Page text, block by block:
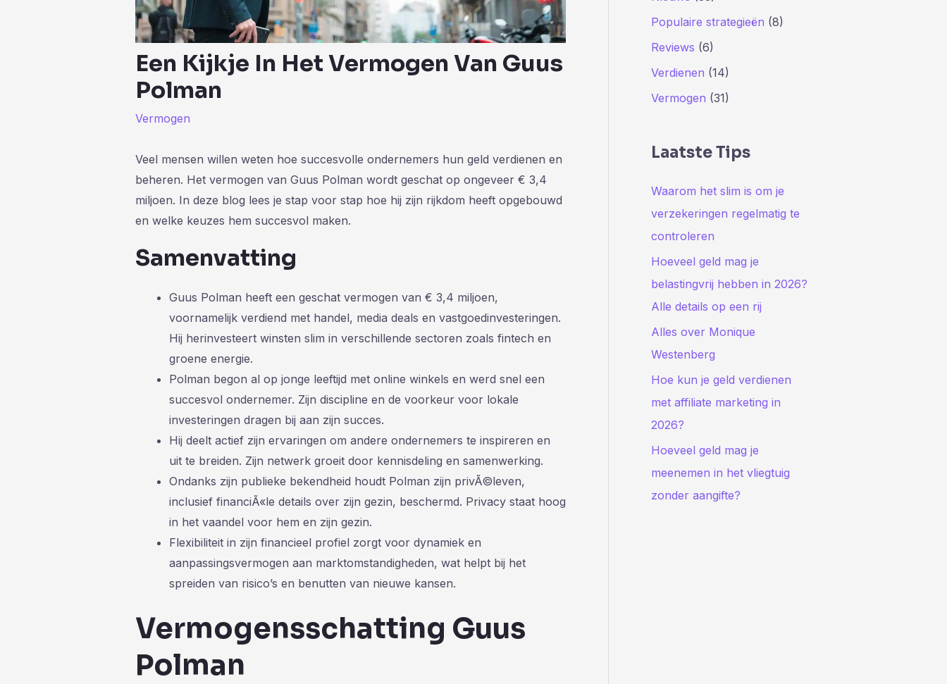
Een Kijkje In Het Vermogen Van Guus
Polman
Vermogen
Veel mensen willen weten hoe succesvolle ondernemers hun geld verdienen en
beheren. Het vermogen van Guus Polman wordt geschat op ongeveer € 3,4
miljoen. In deze blog lees je stap voor stap hoe hij zijn rijkdom heeft opgebouwd
en welke keuzes hem succesvol maken.
Samenvatting
Guus Polman heeft een geschat vermogen van € 3,4 miljoen,
voornamelijk verdiend met handel, media deals en vastgoedinvesteringen.
Hij herinvesteert winsten slim in verschillende sectoren zoals fintech en
groene energie.
Polman begon al op jonge leeftijd met online winkels en werd snel een
succesvol ondernemer. Zijn discipline en de voorkeur voor lokale
investeringen dragen bij aan zijn succes.
Hij deelt actief zijn ervaringen om andere ondernemers te inspireren en
uit te breiden. Zijn netwerk groeit door kennisdeling en samenwerking.
Ondanks zijn publieke bekendheid houdt Polman zijn privÃ©leven,
inclusief financiÃ«le details over zijn gezin, beschermd. Privacy staat hoog
in het vaandel voor hem en zijn gezin.
Flexibiliteit in zijn financieel profiel zorgt voor dynamiek en
aanpassingsvermogen aan marktomstandigheden, wat helpt bij het
spreiden van risico’s en benutten van nieuwe kansen.
Vermogensschatting Guus
Polman
Populaire strategieën (8)
Reviews (6)
Verdienen (14)
Vermogen (31)
Laatste Tips
Waarom het slim is om je
verzekeringen regelmatig te
controleren
Hoeveel geld mag je
belastingvrij hebben in 2026?
Alle details op een rij
Alles over Monique
Westenberg
Hoe kun je geld verdienen
met affiliate marketing in
2026?
Hoeveel geld mag je
meenemen in het vliegtuig
zonder aangifte?